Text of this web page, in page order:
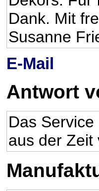
Dank. Mit
Susanne
E-Mail
Antwort
Das
aus der Zeit